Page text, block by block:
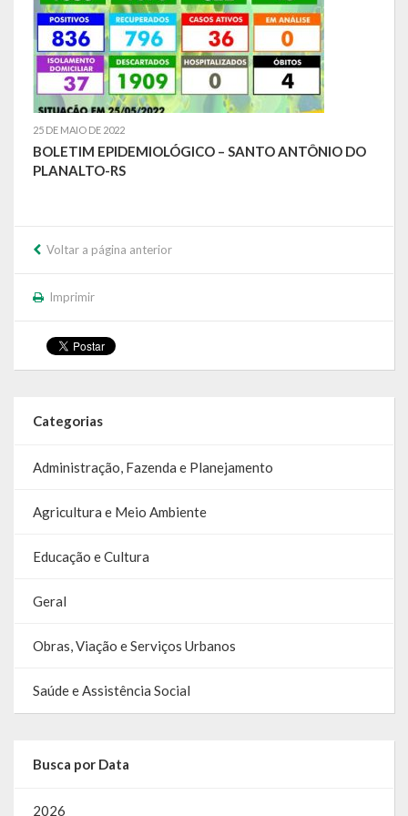
Calendário de Eventos
Galeria de Fotos
Publicações
Conselhos Municipais
Leis Orçamentárias
Relatório Circunstanciado
Editais
RPPS
RGF
Licitações
25 DE MAIO DE 2022
BOLETIM EPIDEMIOLÓGICO – SANTO ANTÔNIO DO
PLANALTO-RS
Voltar a página anterior
Imprimir
Categorias
Administração, Fazenda e Planejamento
Agricultura e Meio Ambiente
Educação e Cultura
Geral
Obras, Viação e Serviços Urbanos
Saúde e Assistência Social
Busca por Data
2026